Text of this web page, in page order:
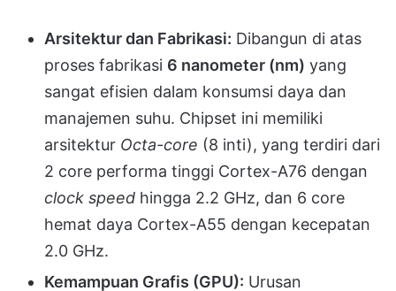
Arsitektur dan Fabrikasi: Dibangun di atas
proses fabrikasi 6 nanometer (nm) yang
sangat efisien dalam konsumsi daya dan
manajemen suhu. Chipset ini memiliki
arsitektur Octa-core (8 inti), yang terdiri dari
2 core performa tinggi Cortex-A76 dengan
clock speed hingga 2.2 GHz, dan 6 core
hemat daya Cortex-A55 dengan kecepatan
2.0 GHz.
Kemampuan Grafis (GPU): Urusan